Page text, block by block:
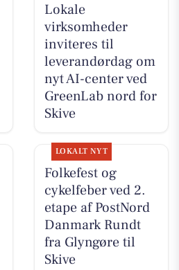
Lokale
virksomheder
inviteres til
leverandørdag om
nyt AI-center ved
GreenLab nord for
Skive
LOKALT NYT
Folkefest og
cykelfeber ved 2.
etape af PostNord
Danmark Rundt
fra Glyngøre til
Skive